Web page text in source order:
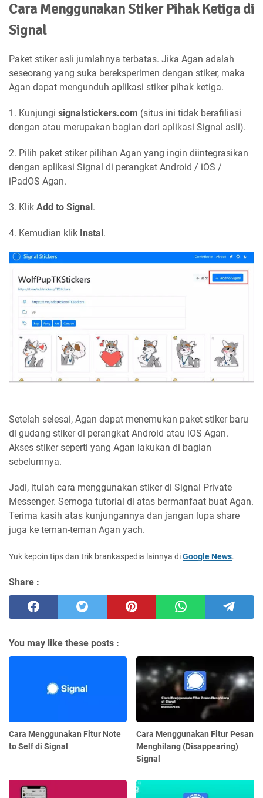
Cara Menggunakan Stiker Pihak Ketiga di
Signal
Paket stiker asli jumlahnya terbatas. Jika Agan adalah
seseorang yang suka bereksperimen dengan stiker, maka
Agan dapat mengunduh aplikasi stiker pihak ketiga.
1. Kunjungi signalstickers.com (situs ini tidak berafiliasi
dengan atau merupakan bagian dari aplikasi Signal asli).
2. Pilih paket stiker pilihan Agan yang ingin diintegrasikan
dengan aplikasi Signal di perangkat Android / iOS /
iPadOS Agan.
3. Klik Add to Signal.
4. Kemudian klik Instal.
Setelah selesai, Agan dapat menemukan paket stiker baru
di gudang stiker di perangkat Android atau iOS Agan.
Akses stiker seperti yang Agan lakukan di bagian
sebelumnya.
Jadi, itulah cara menggunakan stiker di Signal Private
Messenger. Semoga tutorial di atas bermanfaat buat Agan.
Terima kasih atas kunjungannya dan jangan lupa share
juga ke teman-teman Agan yach.
Yuk kepoin tips dan trik brankaspedia lainnya diGoogle News.
Share :
You may like these posts :
Cara Menggunakan Fitur Note
to Self di Signal
Cara Menggunakan Fitur Pesan
Menghilang (Disappearing)
Signal